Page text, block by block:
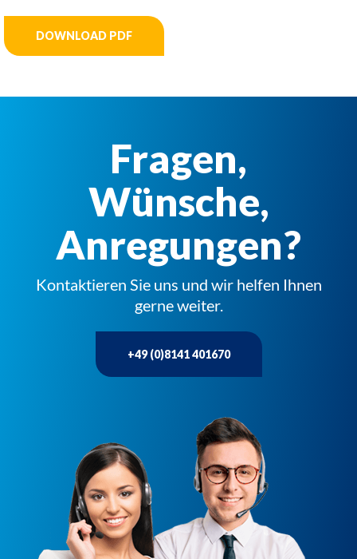
DOWNLOAD PDF
Fragen,
Wünsche,
Anregungen?
Kontaktieren Sie uns und wir helfen Ihnen
gerne weiter.
+49 (0)8141 401670